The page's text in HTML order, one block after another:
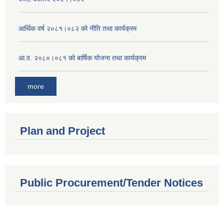
आर्थिक वर्ष २०८१।०८२ को नीति तथा कार्यक्रम
आ.व. २०८०।०८१ को बार्षिक योजना तथा कार्यक्रम
more
Plan and Project
Public Procurement/Tender Notices